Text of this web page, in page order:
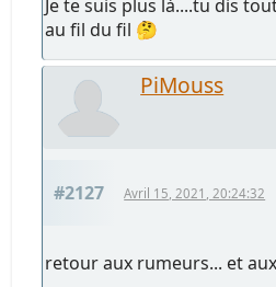
Je te suis plus là....tu dis
au fil du fil 🤔
PiMouss
#2127 Avril 15, 2021, 20:24:32
retour aux rumeurs... et